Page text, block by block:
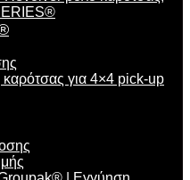
καρότσας για 4×4 pick-up